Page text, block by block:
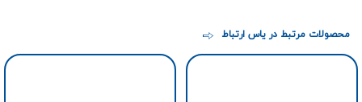
محصولات مرتبط در یاس ارتباط